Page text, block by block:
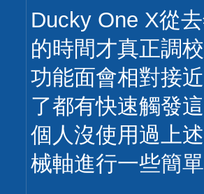
Ducky One X從
的時間才真正調
功能面會相對接
了都有快速觸發
個人沒使用過上
械軸進行一些簡